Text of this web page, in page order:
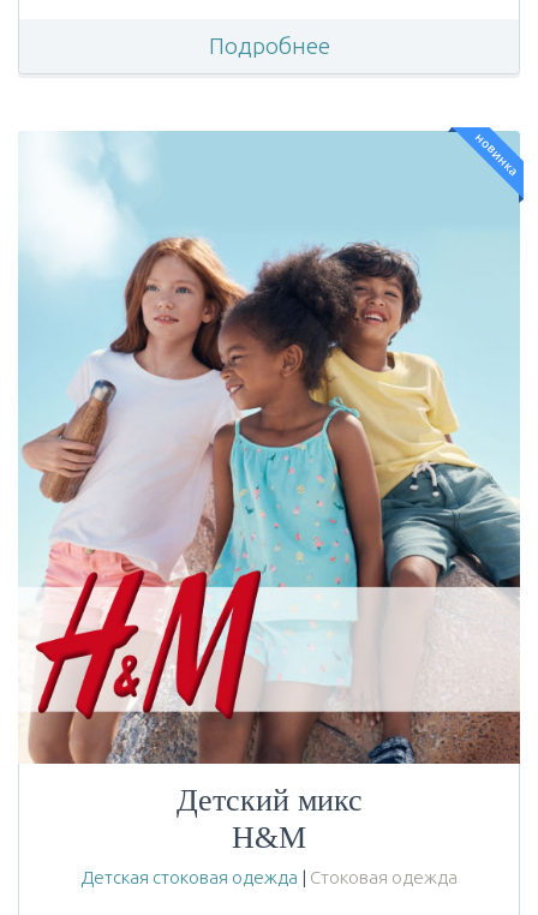
Подробнее
новинка
Детский микс
H&M
Детская стоковая одежда | Стоковая одежда